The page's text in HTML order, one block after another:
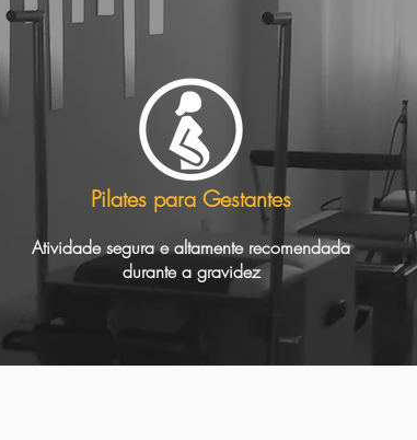
Pilates para Gestantes
Atividade segura e altamente recomendada
durante a gravidez